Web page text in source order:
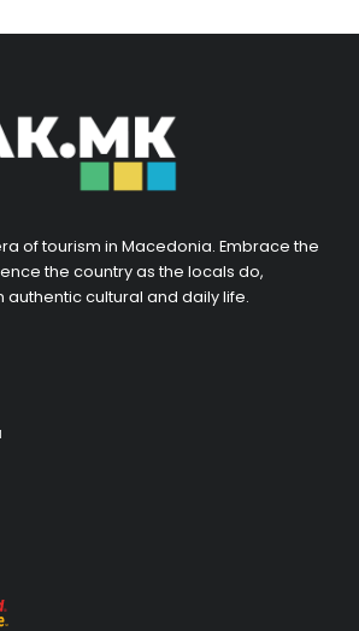
of tourism in Macedonia. Embrace the
the country as the locals do,
authentic cultural and daily life.